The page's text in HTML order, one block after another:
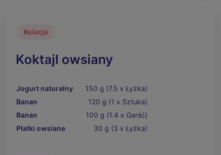
Kolacja
Koktajl owsiany
Jogurt naturalny
150 g (7.5 x Łyżka)
Banan
120 g (1 x Sztuka)
Banan
100 g (1.4 x Garść)
Płatki owsiane
30 g (3 x Łyżka)